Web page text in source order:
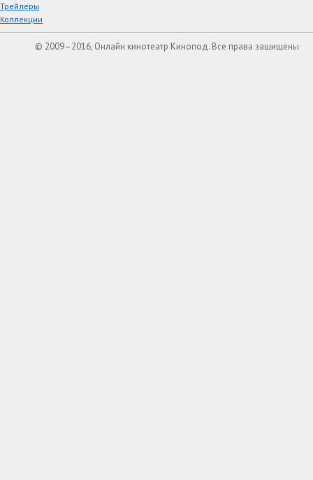
Трейлеры
Коллекции
© 2009–2016, Онлайн кинотеатр Кинопод. Все права защищены